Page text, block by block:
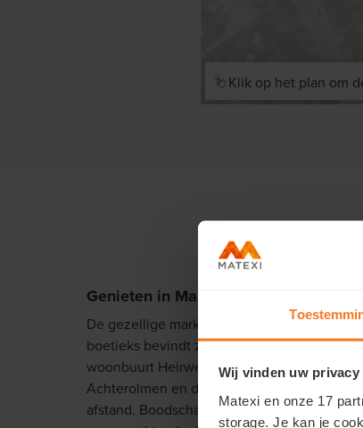
Wij vinden uw
Matexi en onze 17
storage. Je kan je
Klik op het plan om
Genieten in Maaseik
De gezellige markt van Maaseik met terrasjes
boetieks bevindt zich op minder dan 1 km
woonbuurt Heirweg. Ook het
Achterolmen en de fitness liggen op wandel-
afstand. Boodschappen doen? Het aanbod